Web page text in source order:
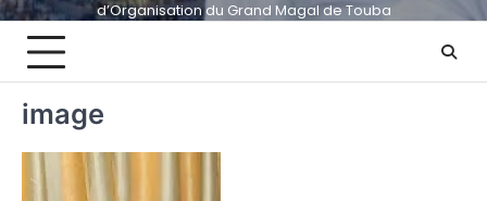
d’Organisation du Grand Magal de Touba
image